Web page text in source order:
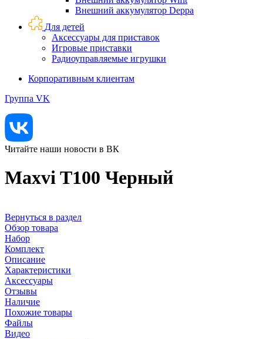
Внешний аккумулятор Deppa
Для детей
Аксессуары для приставок
Игровые приставки
Радиоуправляемые игрушки
Корпоративным клиентам
Группа VK
Читайте наши новости в ВК
Maxvi T100 Черный
Вернуться в раздел
Обзор товара
Набор
Комплект
Описание
Характеристики
Аксессуары
Отзывы
Наличие
Похожие товары
Файлы
Видео